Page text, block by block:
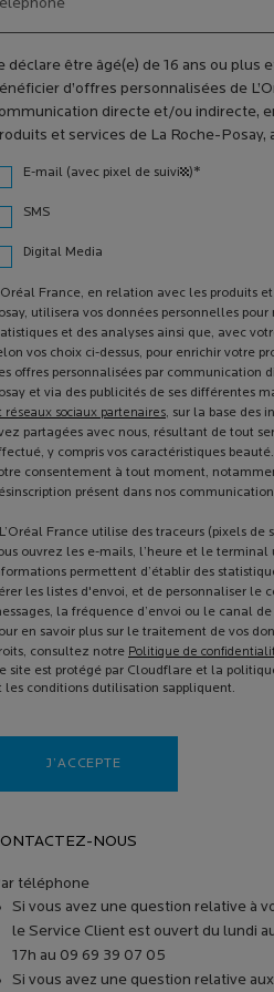
déclare être âgé(e) de 16 ans ou plus
d’offres personnalisées de
directe et/ou indirecte,
et services de La Roche-Posay,
E-mail (avec pixel de suivi¹)*
SMS
Digital Media
France, en relation avec les produits et
utilisera vos données personnelles pour
et des analyses ainsi que, avec
vos choix ci-dessus, pour enrichir votre
offres personnalisées par communication
et via des publicités de ses différentes
réseaux sociaux partenaires, sur la base des
partagées avec nous, résultant de tout
y compris vos caractéristiques
consentement à tout moment,
présent dans nos
France utilise des traceurs (pixels de
ouvrez les e-mails, l’heure et le terminal
permettent d’établir des
les listes d'envoi, et de personnaliser le
la fréquence d’envoi ou le canal
en savoir plus sur le traitement de vos
consultez notre Politique de
site est protégé par Cloudflare et la
les conditions dutilisation sappliquent.
J’ACCEPTE
NOUS
téléphone
Si vous avez une question relative à
le Service Client est ouvert du lundi
17h au 09 69 39 07 05
Si vous avez une question relative